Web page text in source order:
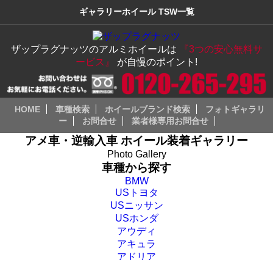
ギャラリーホイール TSW一覧
ザップラグナッツのアルミホイールは
『3つの安心無料サ
ービス』 が自慢のポイント!
HOME 車種検索 ホイールブランド検索
フォトギャラリ
ー
お問合せ 業者様専用お問合せ
アメ車・逆輸入車 ホイール装着ギャラリー
Photo Gallery
車種から探す
BMW
USトヨタ
USニッサン
USホンダ
アウディ
アキュラ
アドリア